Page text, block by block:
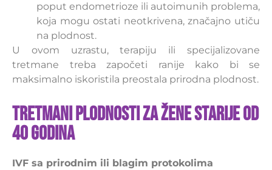
poput endometrioze ili autoimunih problema,
koja mogu ostati neotkrivena, značajno utiču
na plodnost.
U ovom uzrastu, terapiju ili specijalizovane
tretmane treba započeti ranije kako bi se
maksimalno iskoristila preostala prirodna plodnost.
Tretmani plodnosti za žene starije od
40 godina
IVF sa prirodnim ili blagim protokolima